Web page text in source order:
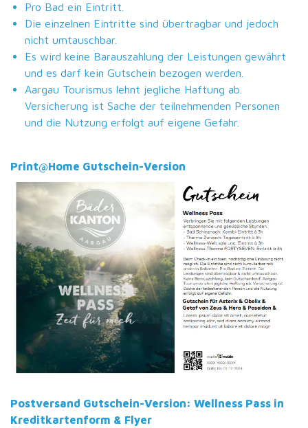
Pro Bad ein Eintritt.
Die einzelnen Eintritte sind übertragbar und jedoch
nicht umtauschbar.
Es wird keine Barauszahlung der Leistungen gewährt
und es darf kein Gutschein bezogen werden.
Aargau Tourismus lehnt jegliche Haftung ab.
Versicherung ist Sache der teilnehmenden Personen
und die Nutzung erfolgt auf eigene Gefahr.
Print@Home Gutschein-Version
Postversand Gutschein-Version: Wellness Pass in
Kreditkartenform & Flyer